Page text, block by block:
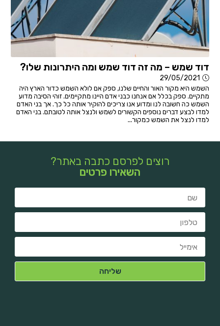
דוד שמש – מה זה דוד שמש ומה היתרונות שלו?
29/05/2021
השמש היא מקור האור והחיים שלנו, ספק אם לולא השמש כדור הארץ היה
מתקיים. ספק בכלל אם אנחנו כבני אדם היינו מתקיימים. זוהי הסיבה מדוע
השמש כה חשובה לנו ומדוע אנו צריכים להוקיר אותה כל כך. אך בני האדם
למדו לבצע דברים נוספים הקשורים לשמש ולנצל אותה לטובתם. בני האדם
למדו לנצל את השמש כמקור...
רוצים לפרסם כתבה באתר?
השאירו פרטים